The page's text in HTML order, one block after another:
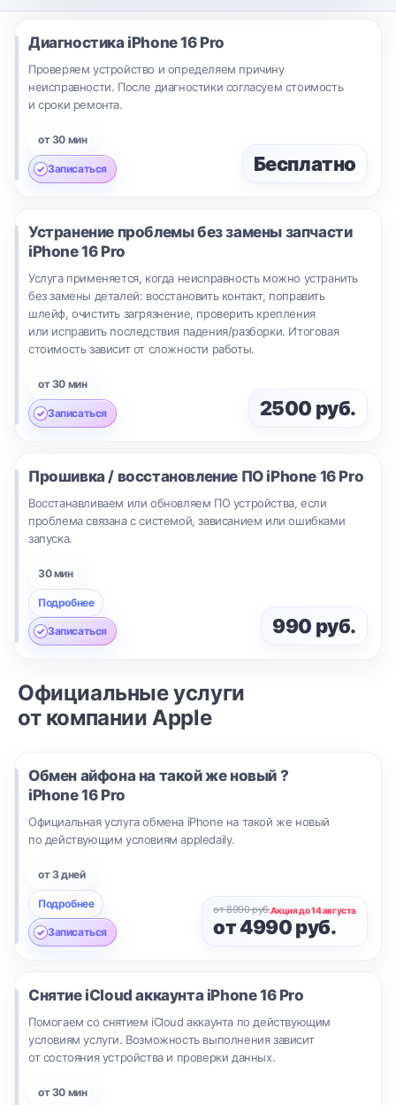
Диагностика iPhone 16 Pro
Проверяем устройство и определяем причину
неисправности. После диагностики согласуем стоимость
и сроки ремонта.
от 30 мин
Записаться Бесплатно
Устранение проблемы без замены запчасти
iPhone 16 Pro
Услуга применяется, когда неисправность можно устранить
без замены деталей: восстановить контакт, поправить
шлейф, очистить загрязнение, проверить крепления
или исправить последствия падения/разборки. Итоговая
стоимость зависит от сложности работы.
от 30 мин
Записаться 2500 руб.
Прошивка / восстановление ПО iPhone 16 Pro
Восстанавливаем или обновляем ПО устройства, если
проблема связана с системой, зависанием или ошибками
запуска.
30 мин
Подробнее
Записаться 990 руб.
Официальные услуги
от компании Apple
Обмен айфона на такой же новый ?
iPhone 16 Pro
Официальная услуга обмена iPhone на такой же новый
по действующим условиям appledaily.
от 3 дней
Подробнее
Записаться
от 8990 руб.Акция до 14 августа
от 4990 руб.
Снятие iCloud аккаунта iPhone 16 Pro
Помогаем со снятием iCloud аккаунта по действующим
условиям услуги. Возможность выполнения зависит
от состояния устройства и проверки данных.
от 30 мин